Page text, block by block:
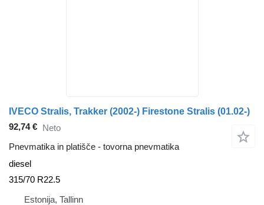
IVECO Stralis, Trakker (2002-) Firestone Stralis (01.02-)
92,74 € Neto
Pnevmatika in platišče - tovorna pnevmatika
diesel
315/70 R22.5
Estonija, Tallinn